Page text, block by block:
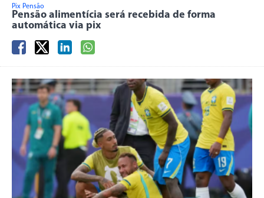
Pix Pensão
Pensão alimentícia será recebida de forma
automática via pix